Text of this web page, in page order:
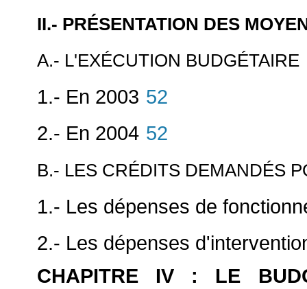
II.- PRÉSENTATION DES
A.- L'EXÉCUTION BUDGÉTAIRE
1.- En 2003 52
2.- En 2004 52
B.- LES CRÉDITS DEMANDÉS
1.- Les dépenses de
2.- Les dépenses
CHAPITRE IV : LE